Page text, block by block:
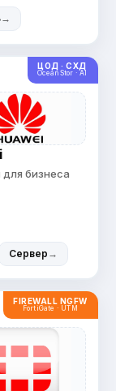
→
ЦОД · СХД
OceanStor · AI
бизнеса
Сервер →
FIREWALL NGFW
FortiGate · UTM